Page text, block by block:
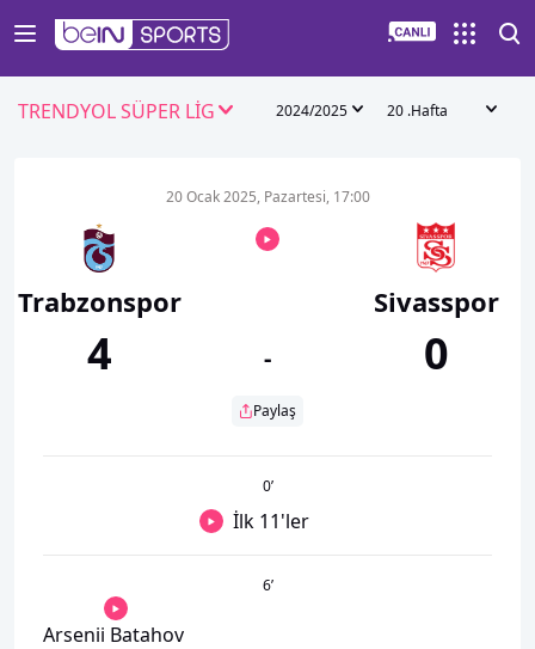
TRENDYOL SÜPER LİG 2024/2025 20 .Hafta
Trabzonspor
4
20 Ocak 2025, Pazartesi, 17:00
-
Paylaş
Sivasspor
0
0’
İlk 11'ler
6’
Arsenii Batahov